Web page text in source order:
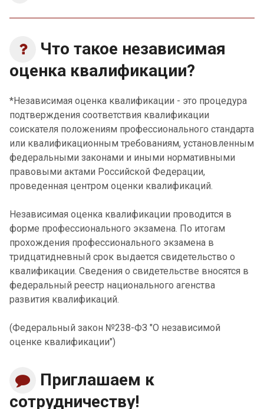
Что такое независимая
оценка квалификации?
*Независимая оценка квалификации - это процедура
подтверждения соответствия квалификации
соискателя положениям профессионального стандарта
или квалификационным требованиям, установленным
федеральными законами и иными нормативными
правовыми актами Российской Федерации,
проведенная центром оценки квалификаций.
Независимая оценка квалификации проводится в
форме профессионального экзамена. По итогам
прохождения профессионального экзамена в
тридцатидневный срок выдается свидетельство о
квалификации. Сведения о свидетельстве вносятся в
федеральный реестр национального агенства
развития квалификаций.
(Федеральный закон №238-ФЗ "О независимой
оценке квалификации")
Приглашаем к
сотрудничеству!